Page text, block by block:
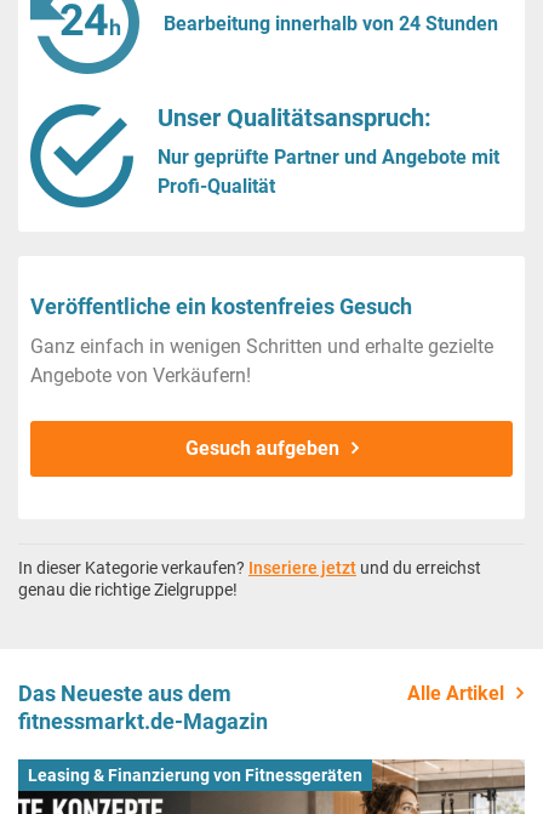
Bearbeitung innerhalb von 24 Stunden
Unser Qualitätsanspruch:
Nur geprüfte Partner und Angebote mit
Profi-Qualität
Veröffentliche ein kostenfreies Gesuch
Ganz einfach in wenigen Schritten und erhalte gezielte
Angebote von Verkäufern!
Gesuch aufgeben
In dieser Kategorie verkaufen? Inseriere jetzt und du erreichst
genau die richtige Zielgruppe!
Das Neueste aus dem
fitnessmarkt.de-Magazin
Alle Artikel
Leasing & Finanzierung von Fitnessgeräten